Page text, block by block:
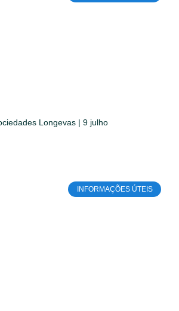
Longevas | 9 julho
INFORMAÇÕES ÚTEIS